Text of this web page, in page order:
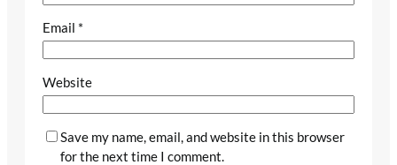
Email *
Website
Save my name, email, and website in this browser
for the next time I comment.